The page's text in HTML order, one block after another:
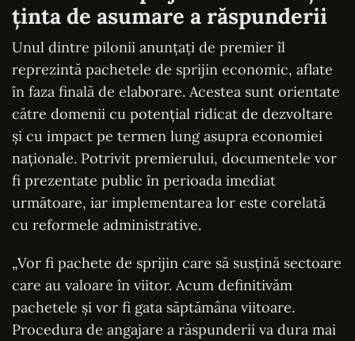
ținta de asumare a răspunderii
Unul dintre pilonii anunțați de premier îl
reprezintă pachetele de sprijin economic, aflate
în faza finală de elaborare. Acestea sunt orientate
către domenii cu potențial ridicat de dezvoltare
și cu impact pe termen lung asupra economiei
naționale. Potrivit premierului, documentele vor
fi prezentate public în perioada imediat
următoare, iar implementarea lor este corelată
cu reformele administrative.
„Vor fi pachete de sprijin care să susțină sectoare
care au valoare în viitor. Acum definitivăm
pachetele și vor fi gata săptămâna viitoare.
Procedura de angajare a răspunderii va dura mai